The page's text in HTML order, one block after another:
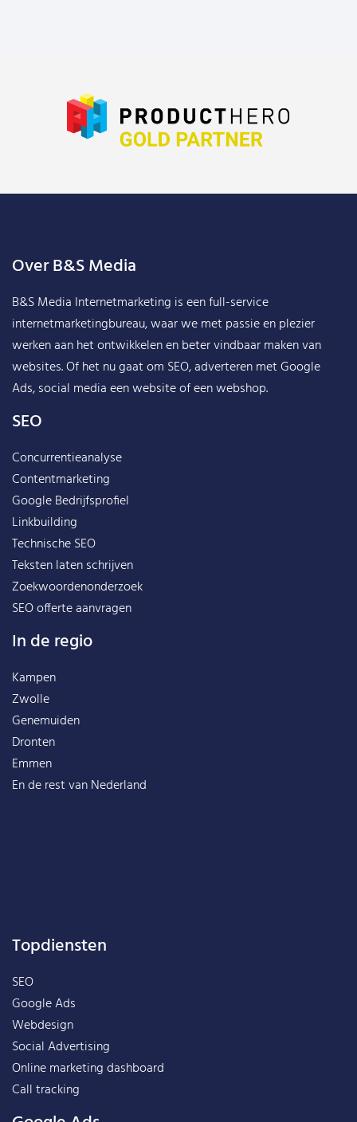
Over B&S Media
B&S Media Internetmarketing is een full-service
internetmarketingbureau, waar we met passie en plezier
werken aan het ontwikkelen en beter vindbaar maken van
websites. Of het nu gaat om SEO, adverteren met Google
Ads, social media een website of een webshop.
SEO
Concurrentieanalyse
Contentmarketing
Google Bedrijfsprofiel
Linkbuilding
Technische SEO
Teksten laten schrijven
Zoekwoordenonderzoek
SEO offerte aanvragen
In de regio
Kampen
Zwolle
Genemuiden
Dronten
Emmen
En de rest vanNederland
Topdiensten
SEO
Google Ads
Webdesign
Social Advertising
Online marketing dashboard
Call tracking